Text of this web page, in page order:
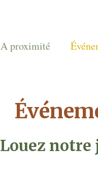
A proximité
Louez notre